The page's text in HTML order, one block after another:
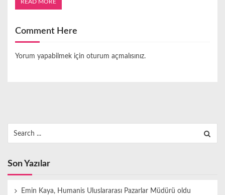
READ MORE
Comment Here
Yorum yapabilmek için oturum açmalısınız.
for:
Son Yazılar
Emin Kaya, Humanis Uluslararası Pazarlar Müdürü oldu